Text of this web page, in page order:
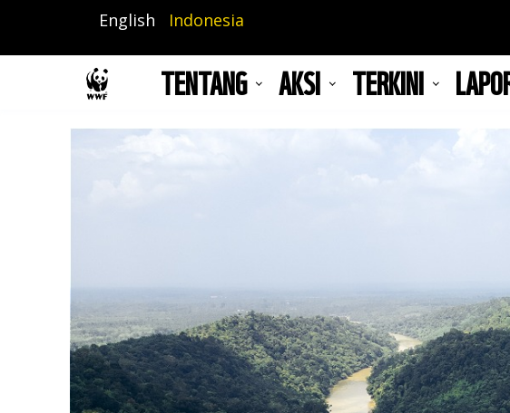
isi
English Indonesia
TENTANG AKSI TERKINI